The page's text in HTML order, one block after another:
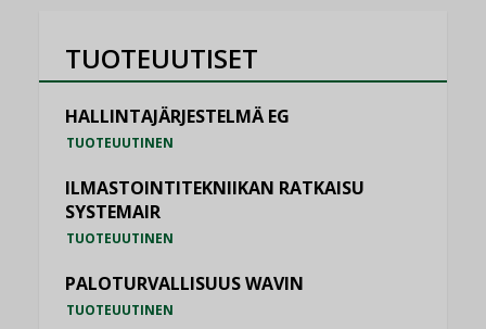
TUOTEUUTISET
HALLINTAJÄRJESTELMÄ EG
TUOTEUUTINEN
ILMASTOINTITEKNIIKAN RATKAISU
SYSTEMAIR
TUOTEUUTINEN
PALOTURVALLISUUS WAVIN
TUOTEUUTINEN